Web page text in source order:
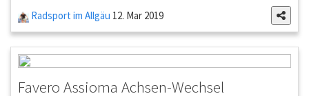
Radsport im Allgäu 12. Mar 2019
Favero Assioma Achsen-Wechsel